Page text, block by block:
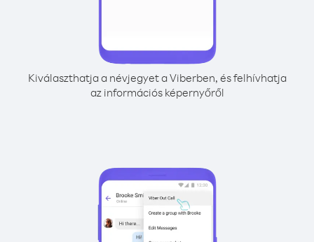
Kiválaszthatja a névjegyet a Viberben, és felhívhatja
az információs képernyőről